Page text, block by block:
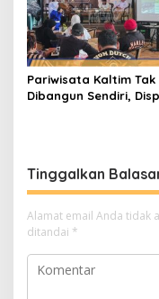
Pariwisata Kaltim Tak
Dibangun Sendiri,
Tinggalkan
Alamat email Anda tidak
ditandai *